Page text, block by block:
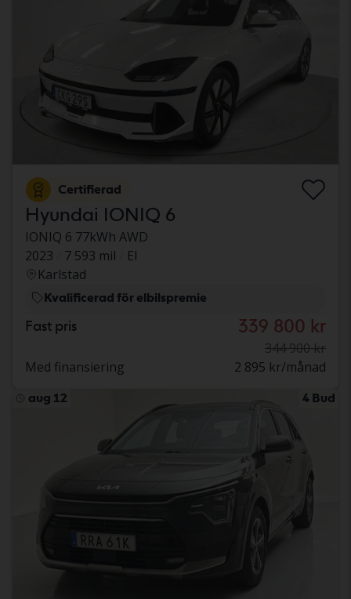
Certifierad
Hyundai IONIQ 6
IONIQ 6 77kWh AWD
2023
7 593 mil
El
Karlstad
Kvalificerad för elbilspremie
Fast pris 339 800 kr
344 900 kr
Med finansiering
2 895 kr/månad
aug 12 4 Bud